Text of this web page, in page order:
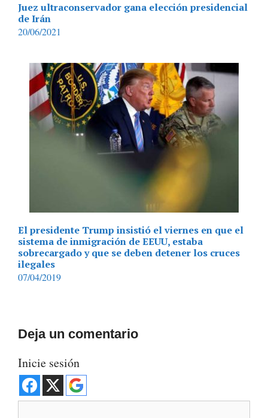
Juez ultraconservador gana elección presidencial
de Irán
20/06/2021
El presidente Trump insistió el viernes en que el
sistema de inmigración de EEUU, estaba
sobrecargado y que se deben detener los cruces
ilegales
07/04/2019
Deja un comentario
Inicie sesión